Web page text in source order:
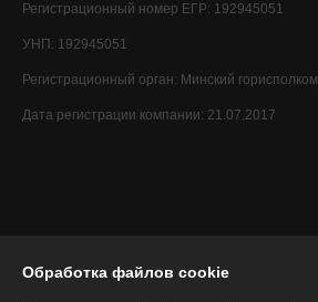
Регистрационный номер ЕГР: 192945051
УНП: 192945051
Регистрационный орган: Минский горисполком
Дата регистрации компании: 21.07.2017
Обработка файлов cookie